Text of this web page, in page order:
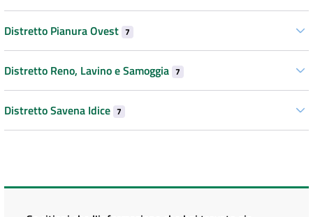
Distretto Pianura Ovest 7
Distretto Reno, Lavino e Samoggia 7
Distretto Savena Idice 7